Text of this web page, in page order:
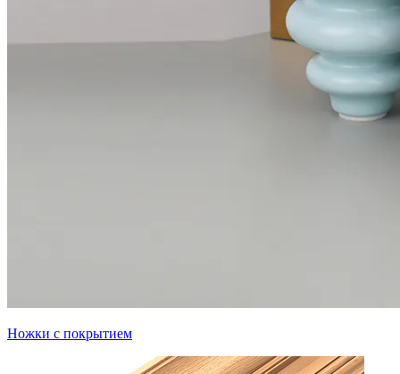
Ножки с покрытием